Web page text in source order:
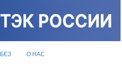
О НАС